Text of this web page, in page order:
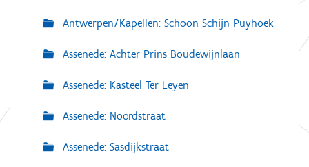
Antwerpen/Kapellen: Schoon Schijn Puyhoek
Assenede: Achter Prins Boudewijnlaan
Assenede: Kasteel Ter Leyen
Assenede: Noordstraat
Assenede: Sasdijkstraat